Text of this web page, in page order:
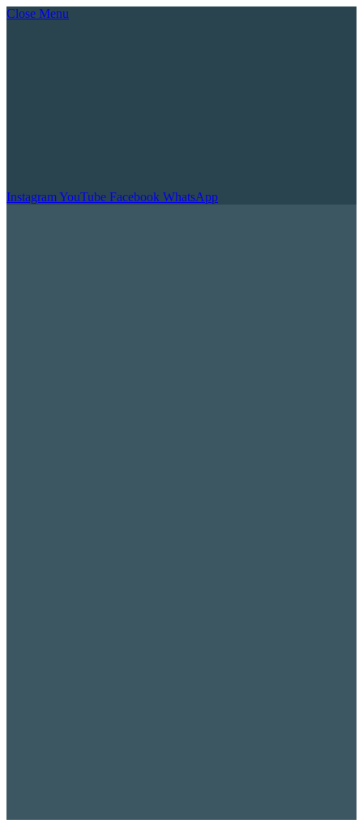
Close Menu
InstagramYouTube Facebook WhatsApp